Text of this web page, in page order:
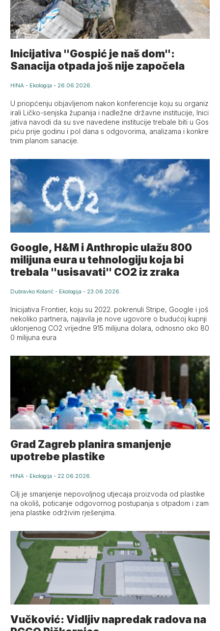
Inicijativa "Gospić je naš dom":
Sanacija otpada još nije započela
HINA - Ekologija - 26.06.2026.
U priopćenju objavljenom nakon konferencije koju su organiz
irali Ličko-senjska županija i nadležne državne institucije, Inici
jativa navodi da su sve navedene institucije trebale biti u Gos
piću prije godinu i pol dana s odgovorima, analizama i konkre
tnim planom sanacije.
Google, H&M i Anthropic ulažu 800
milijuna eura u tehnologiju koja bi
trebala "usisavati" CO2 iz zraka
Dubravko Kolarić - Ekologija - 23.06.2026.
Inicijativa Frontier, koju su 2022. pokrenuli Stripe, Google i još
nekoliko partnera, najavila je nove ugovore o budućoj kupnji
uklonjenog CO2 vrijedne 915 milijuna dolara, odnosno oko 80
0 milijuna eura
Grad Zagreb planira smanjenje
upotrebe plastike
HINA - Ekologija - 22.06.2026.
Cilj je smanjenje nepovoljnog utjecaja proizvoda od plastike
na okoliš, poticanje odgovornog postupanja s otpadom i zam
jena plastike održivim rješenjima.
Vučković: Vidljiv napredak radova na